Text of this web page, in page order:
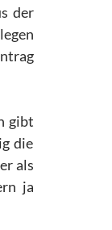
der
gibt
die
als
ja